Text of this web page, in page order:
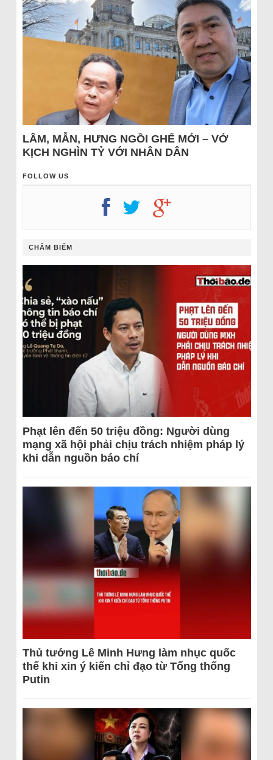
LÂM, MẪN, HƯNG NGỒI GHẾ MỚI – VỞ
KỊCH NGHÌN TỶ VỚI NHÂN DÂN
FOLLOW US
CHÂM BIẾM
Phạt lên đến 50 triệu đồng: Người dùng
mạng xã hội phải chịu trách nhiệm pháp lý
khi dẫn nguồn báo chí
Thủ tướng Lê Minh Hưng làm nhục quốc
thể khi xin ý kiến chỉ đạo từ Tổng thống
Putin